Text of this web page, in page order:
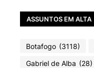
ASSUNTOS EM ALTA
Botafogo (3118)
Gabriel de Alba (28)